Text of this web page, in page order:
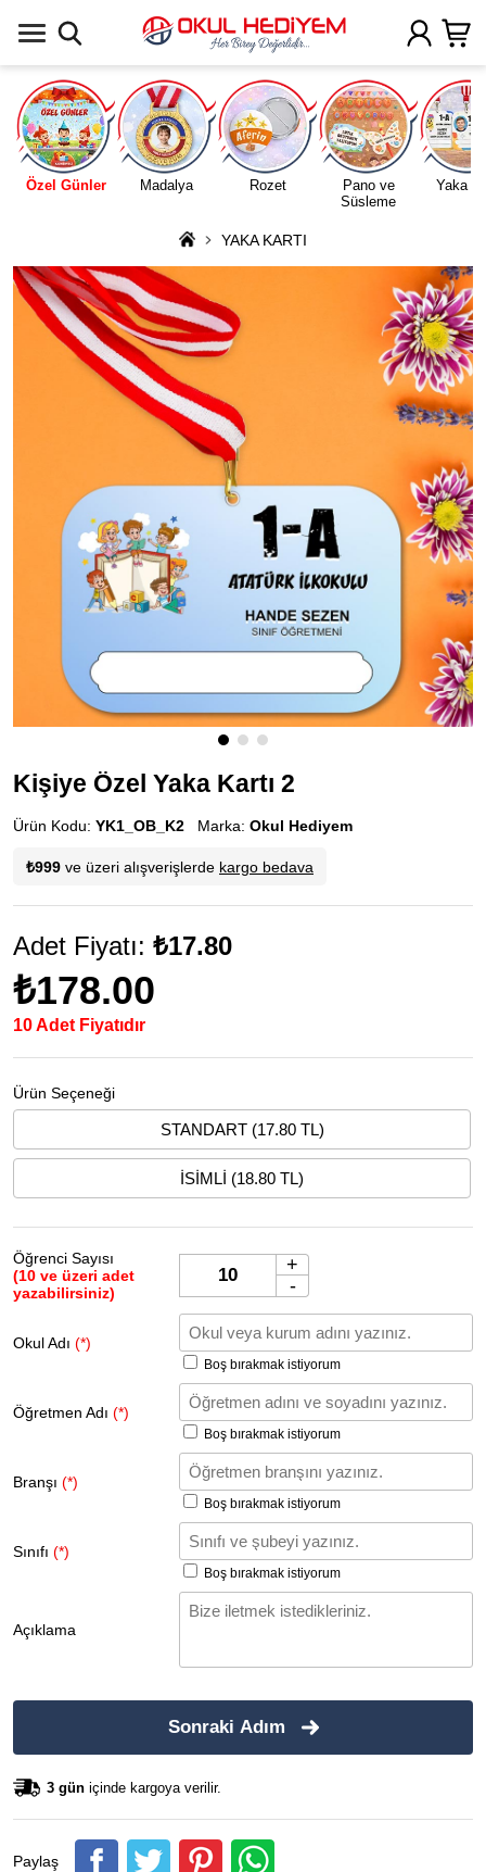
Özel Günler Madalya Rozet
Pano ve
Süsleme
Yaka
YAKA KARTI
Kişiye Özel Yaka Kartı 2
Ürün Kodu: YK1_OB_K2 Marka: Okul Hediyem
₺999 ve üzeri alışverişlerde kargo bedava
Adet Fiyatı: ₺17.80
₺178.00
10 Adet Fiyatıdır
Ürün Seçeneği
STANDART (17.80 TL)
İSİMLİ (18.80 TL)
Öğrenci Sayısı
(10 ve üzeri adet
yazabilirsiniz)
+
-
Okul Adı (*)
Boş bırakmak istiyorum
Öğretmen Adı (*)
Boş bırakmak istiyorum
Branşı (*)
Boş bırakmak istiyorum
Sınıfı (*)
Boş bırakmak istiyorum
Açıklama
Sonraki Adım
3 gün içinde kargoya verilir.
Paylaş
Uygulamada Aç